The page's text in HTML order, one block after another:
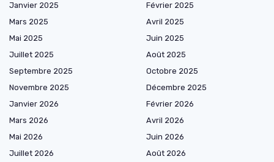
Janvier 2025
Février 2025
Mars 2025
Avril 2025
Mai 2025
Juin 2025
Juillet 2025
Août 2025
Septembre 2025
Octobre 2025
Novembre 2025
Décembre 2025
Janvier 2026
Février 2026
Mars 2026
Avril 2026
Mai 2026
Juin 2026
Juillet 2026
Août 2026